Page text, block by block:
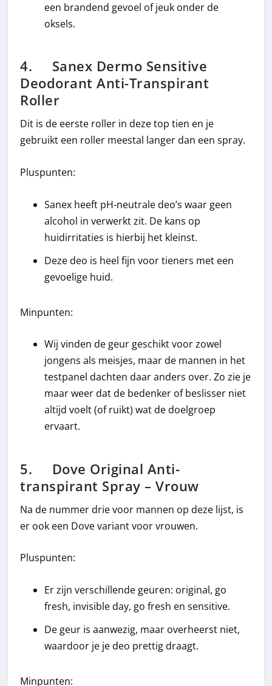
een brandend gevoel of jeuk onder de
oksels.
4. Sanex Dermo Sensitive
Deodorant Anti-Transpirant
Roller
Dit is de eerste roller in deze top tien en je
gebruikt een roller meestal langer dan een spray.
Pluspunten:
Sanex heeft pH-neutrale deo’s waar geen
alcohol in verwerkt zit. De kans op
huidirritaties is hierbij het kleinst.
Deze deo is heel fijn voor tieners met een
gevoelige huid.
Minpunten:
Wij vinden de geur geschikt voor zowel
jongens als meisjes, maar de mannen in het
testpanel dachten daar anders over. Zo zie je
maar weer dat de bedenker of beslisser niet
altijd voelt (of ruikt) wat de doelgroep
ervaart.
5. Dove Original Anti-
transpirant Spray – Vrouw
Na de nummer drie voor mannen op deze lijst, is
er ook een Dove variant voor vrouwen.
Pluspunten:
Er zijn verschillende geuren: original, go
fresh, invisible day, go fresh en sensitive.
De geur is aanwezig, maar overheerst niet,
waardoor je je deo prettig draagt.
Minpunten: